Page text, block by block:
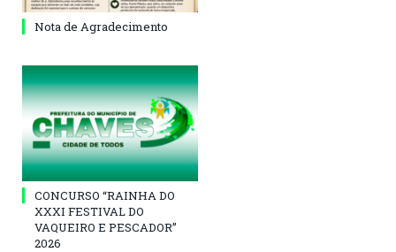
Nota de Agradecimento
CONCURSO “RAINHA DO
XXXI FESTIVAL DO
VAQUEIRO E PESCADOR”
2026